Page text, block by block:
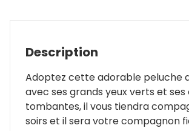
Description
Adoptez cette adorable peluche
avec ses grands yeux verts et ses
tombantes, il vous tiendra
soirs et il sera votre compagnon